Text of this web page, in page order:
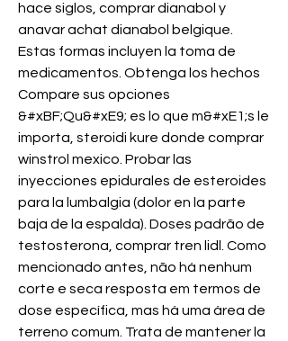
hace siglos, comprar dianabol y
anavar achat dianabol belgique.
Estas formas incluyen la toma de
medicamentos. Obtenga los hechos
Compare sus opciones
&#xBF;Qu&#xE9; es lo que m&#xE1;s le
importa, steroidi kure donde comprar
winstrol mexico. Probar las
inyecciones epidurales de esteroides
para la lumbalgia (dolor en la parte
baja de la espalda). Doses padrão de
testosterona, comprar tren lidl. Como
mencionado antes, não há nenhum
corte e seca resposta em termos de
dose específica, mas há uma área de
terreno comum. Trata de mantener la